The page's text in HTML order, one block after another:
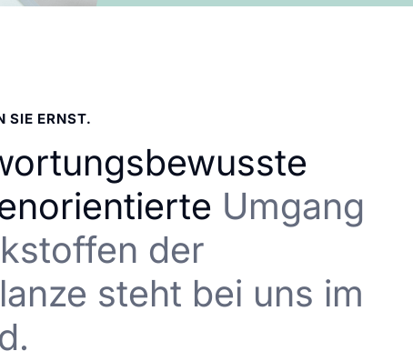
SIE ERNST.
Umgang
der
steht bei uns im